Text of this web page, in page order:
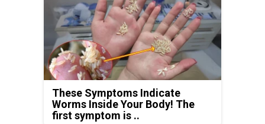
These Symptoms Indicate
Worms Inside Your Body! The
first symptom is ..